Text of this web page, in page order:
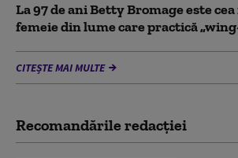
La 97 de ani Betty Bromage este
femeie din lume care practică
CITEȘTE MAI MULTE
Recomandările redacţiei